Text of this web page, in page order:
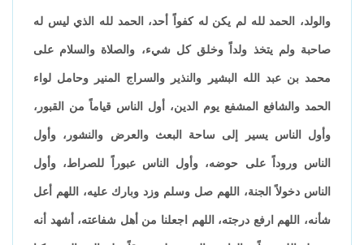
والولد، الحمد لله لم يكن له كفواً أحد، الحمد لله الذي ليس له
صاحبة ولم يتخذ ولداً وخلق كل شيء، والصلاة والسلام على
محمد بن عبد الله البشير والنذير والسراج المنير وحامل لواء
الحمد والشافع المشفع يوم الدين، أول الناس قياماً من القبور،
وأول الناس يسير إلى ساحة البعث والعرض والنشور، وأول
الناس وروداً على حوضه، وأول الناس عبوراً للصراط، وأول
الناس دخولاً الجنة، اللهم صل وسلم وزد وبارك عليه، اللهم أعل
شأنه، اللهم ارفع درجته، اللهم اجعلنا من أهل شفاعته، أشهد أنه